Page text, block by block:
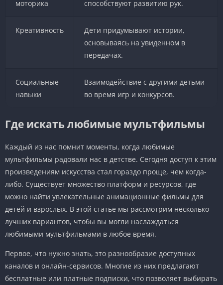
моторика
способствуют развитию рук.
Креативность
Дети придумывают истории,
основываясь на увиденном в
передачах.
Социальные
навыки
Взаимодействие с другими детьми
во время игр и конкурсов.
Где искать любимые мультфильмы
Каждый из нас помнит моменты, когда любимые
мультфильмы радовали нас в детстве. Сегодня доступ к этим
произведениям искусства стал гораздо проще, чем когда-
либо. Существует множество платформ и ресурсов, где
можно найти увлекательные анимационные фильмы для
детей и взрослых. В этой статье мы рассмотрим несколько
лучших вариантов, чтобы вы могли наслаждаться
любимыми мультфильмами в любое время.
Первое, что нужно знать, это разнообразие доступных
каналов и онлайн-сервисов. Многие из них предлагают
бесплатные или платные подписки, что позволяет выбирать